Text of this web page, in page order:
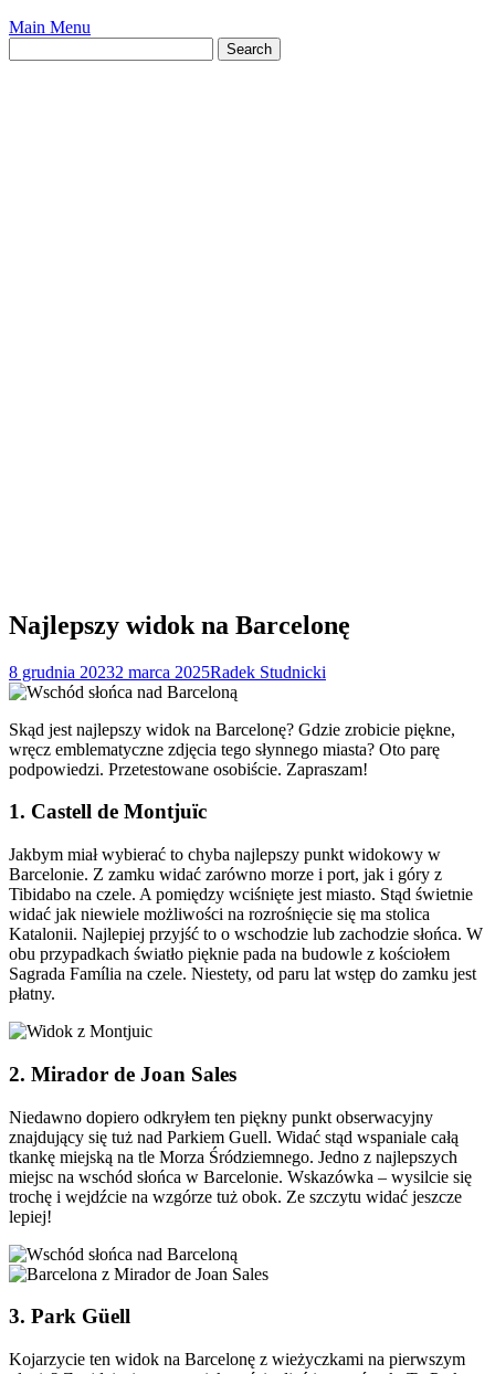
Main Menu
Najlepszy widok na Barcelonę
8 grudnia 20232 marca 2025Radek Studnicki
Skąd jest najlepszy widok na Barcelonę? Gdzie zrobicie piękne,
wręcz emblematyczne zdjęcia tego słynnego miasta? Oto parę
podpowiedzi. Przetestowane osobiście. Zapraszam!
1. Castell de Montjuïc
Jakbym miał wybierać to chyba najlepszy punkt widokowy w
Barcelonie. Z zamku widać zarówno morze i port, jak i góry z
Tibidabo na czele. A pomiędzy wciśnięte jest miasto. Stąd świetnie
widać jak niewiele możliwości na rozrośnięcie się ma stolica
Katalonii. Najlepiej przyjść to o wschodzie lub zachodzie słońca. W
obu przypadkach światło pięknie pada na budowle z kościołem
Sagrada Família na czele. Niestety, od paru lat wstęp do zamku jest
płatny.
2. Mirador de Joan Sales
Niedawno dopiero odkryłem ten piękny punkt obserwacyjny
znajdujący się tuż nad Parkiem Guell. Widać stąd wspaniale całą
tkankę miejską na tle Morza Śródziemnego. Jedno z najlepszych
miejsc na wschód słońca w Barcelonie. Wskazówka – wysilcie się
trochę i wejdźcie na wzgórze tuż obok. Ze szczytu widać jeszcze
lepiej!
3. Park Güell
Kojarzycie ten widok na Barcelonę z wieżyczkami na pierwszym